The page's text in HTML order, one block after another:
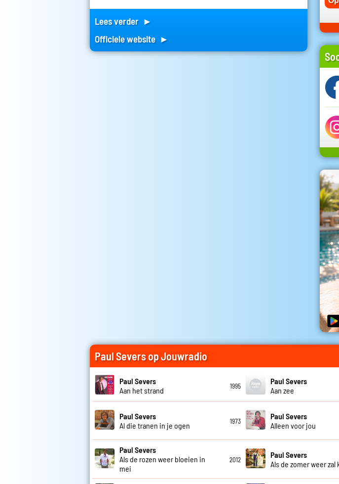
Lees verder ►
Officiele website ►
Paul Severs op Jouwradio
Paul Severs
Aan het strand
1995
Paul Severs
Aan zee
Paul Severs
Al die tranen in je ogen
1973
Paul Severs
Alleen voor jou
Paul Severs
Als de rozen weer bloeien in
mei
2012
Paul Severs
Als de zomer weer zal